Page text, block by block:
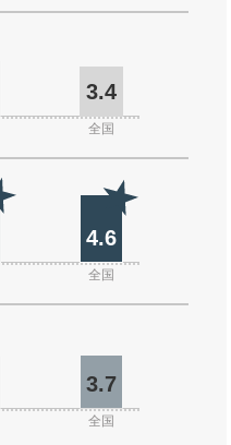
3.4
全国
4.6
全国
3.7
全国